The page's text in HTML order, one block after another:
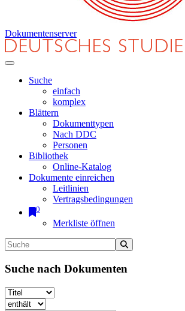
Dokumentenserver
Suche
einfach
komplex
Blättern
Dokumenttypen
Nach DDC
Personen
Bibliothek
Online-Katalog
Dokumente einreichen
Leitlinien
Vertragsbedingungen
0
Merkliste öffnen
Suche nach Dokumenten